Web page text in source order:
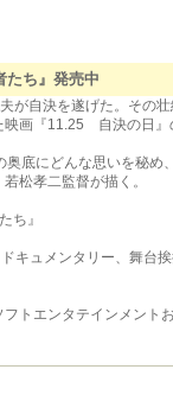
ち』発売中
が自決を遂げた。その
画『11.25 自決の日』
底にどんな思いを秘め
松孝二監督が描く。
』
ュメンタリー、舞台
フトエンタテインメン